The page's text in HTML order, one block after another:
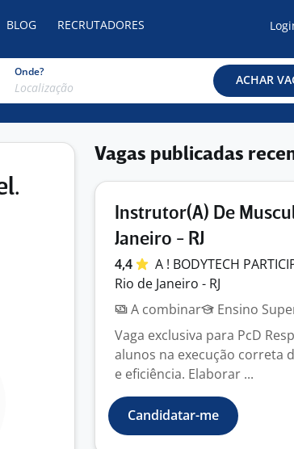
BLOG RECRUTADORES
Onde?
ACHAR
Vagas publicadas
Instrutor(A) De
Janeiro - RJ
4,4 A ! BODYTECH
Rio de Janeiro - RJ
A combinar
Ensino
Vaga exclusiva para PcD
alunos na execução correta
e eficiência. Elaborar ...
Candidatar-me